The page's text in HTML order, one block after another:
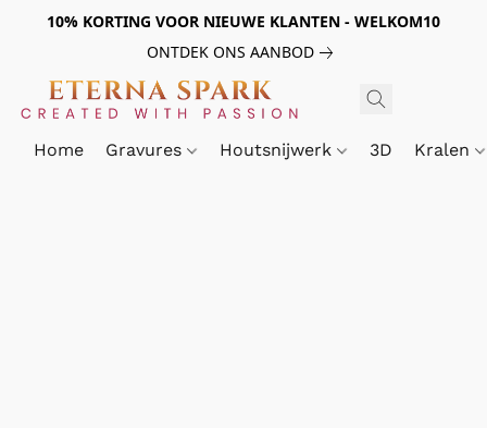
10% KORTING VOOR NIEUWE KLANTEN - WELKOM10
ONTDEK ONS AANBOD
Home Gravures Houtsnijwerk 3D Kralen